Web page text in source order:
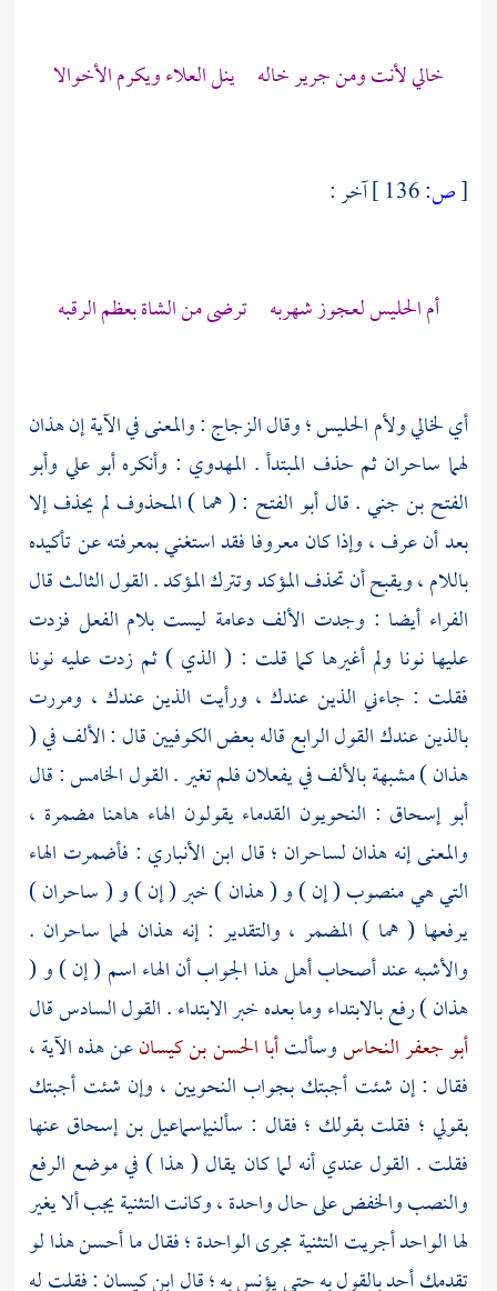
خالي لأنت ومنجريرخاله ينل العلاء ويكرم الأخوالا
[ص: آخر :
أم الحليسلعجوز شهربه ترضى من الشاة بعظم الرقبه
أي لخاليولأم الحليس ؛وقالالزجاج: والمعنى في الآية إن هذان
لهما ساحران ثم حذف المبتدأ . المهدوي : وأنكرهأبو علي وأبو
الفتح بن جني. قالأبو الفتح : ( هما ) المحذوف لم يحذف إلا
بعد أن عرف ، وإذا كان معروفا فقد استغني بمعرفته عن تأكيده
باللام ، ويقبح أن تحذف المؤكد وتترك المؤكد . القول الثالث قال
الفراء أيضا : وجدت الألف دعامة ليست بلام الفعل فزدت
عليها نونا ولم أغيرها كما قلت : ( الذي ) ثم زدت عليه نونا
فقلت : جاءني الذين عندك ، ورأيت الذين عندك ، ومررت
بالذين عندك القول الرابع قاله بعضالكوفيينقال : الألف في (
هذان ) مشبهة بالألف في يفعلان فلم تغير . القول الخامس : قال
أبو إسحاق : النحويون القدماء يقولون الهاء هاهنا مضمرة ،
والمعنى إنه هذان لساحران ؛ قال ابن الأنباري : فأضمرت الهاء
التي هي منصوب ( إن ) و ( هذان ) خبر ( إن ) و ( ساحران )
يرفعها ( هما ) المضمر ، والتقدير : إنه هذان لهما ساحران .
والأشبه عند أصحاب أهل هذا الجواب أن الهاء اسم ( إن ) و (
هذان ) رفع بالابتداء وما بعده خبر الابتداء . القول السادس قال
أبو جعفر النحاسوسألتأبا الحسن بن كيسانعن هذه الآية ،
فقال : إن شئت أجبتك بجواب النحويين ، وإن شئت أجبتك
بقولي ؛ فقلت بقولك ؛ فقال : سألنيإسماعيل بن إسحاق عنها
فقلت . القول عندي أنه لما كان يقال ( هذا ) في موضع الرفع
والنصب والخفض على حال واحدة ، وكانت التثنية يجب ألا يغير
لها الواحد أجريت التثنية مجرى الواحدة ؛ فقال ما أحسن هذا لو
تقدمك أحد بالقول به حتى يؤنس به ؛ قالابن كيسان: فقلت له